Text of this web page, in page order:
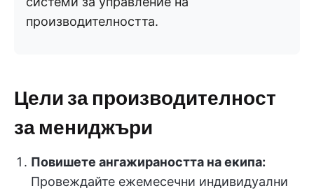
производителността.
Цели за производителност
за мениджъри
Повишете ангажираността на екипа:
Провеждайте ежемесечни индивидуални